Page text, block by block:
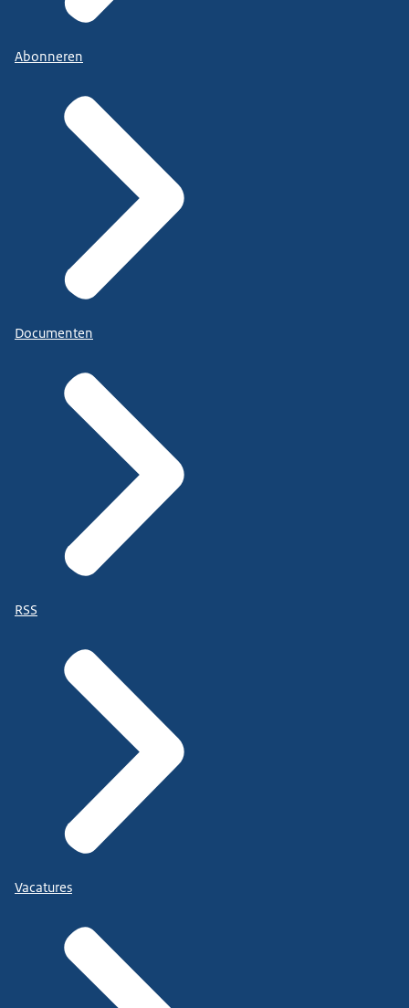
Abonneren
Documenten
RSS
Vacatures